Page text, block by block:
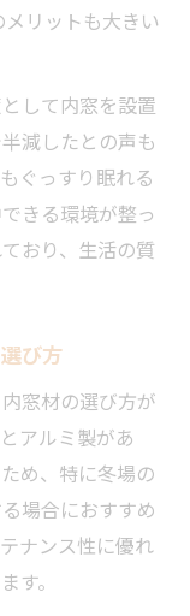
リットも大きい
して内窓を設置
減したとの声も
ぐっすり眠れる
きる環境が整っ
おり、生活の質
び方
窓材の選び方が
アルミ製があ
め、特に冬場の
場合におすすめ
ナンス性に優れ
す。